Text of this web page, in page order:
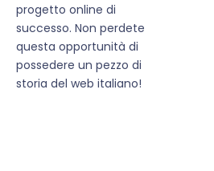
progetto online di
successo. Non perdete
questa opportunità di
possedere un pezzo di
storia del web italiano!